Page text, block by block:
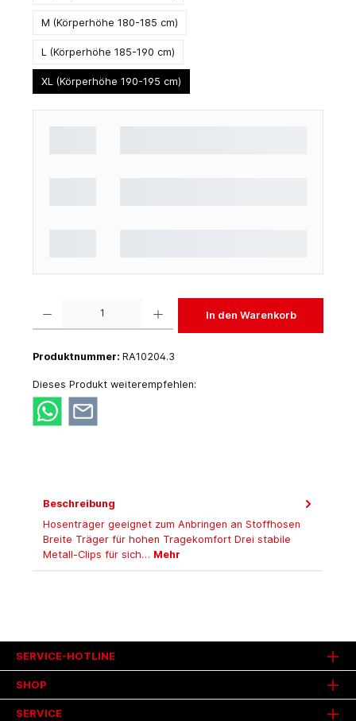
M (Körperhöhe 180-185 cm)
L (Körperhöhe 185-190 cm)
XL (Körperhöhe 190-195 cm)
In den Warenkorb
Produktnummer: RA10204.3
Dieses Produkt weiterempfehlen:
Beschreibung
Hosenträger geeignet zum Anbringen an Stoffhosen
Breite Träger für hohen Tragekomfort Drei stabile
Metall-Clips für sich… Mehr
SHOP
SERVICE
SERVICE-HOTLINE